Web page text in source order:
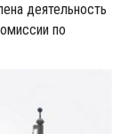
деятельность
по